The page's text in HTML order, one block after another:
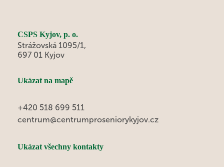
CSPS Kyjov, p. o.
Strážovská 1095/1,
697 01 Kyjov
Ukázat na mapě
+420 518 699 511
centrum@centrumproseniorykyjov.cz
Ukázat všechny kontakty